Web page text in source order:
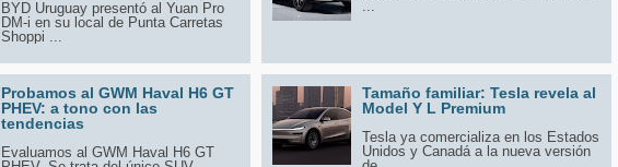
BYD Uruguay presentó al Yuan Pro
DM-i en su local de Punta Carretas
Shoppi ...
Probamos al GWM Haval H6 GT
PHEV: a tono con las
tendencias
Evaluamos al GWM Haval H6 GT
Tamaño familiar: Tesla revela al
Model Y L Premium
Tesla ya comercializa en los Estados
Unidos y Canadá a la nueva versión